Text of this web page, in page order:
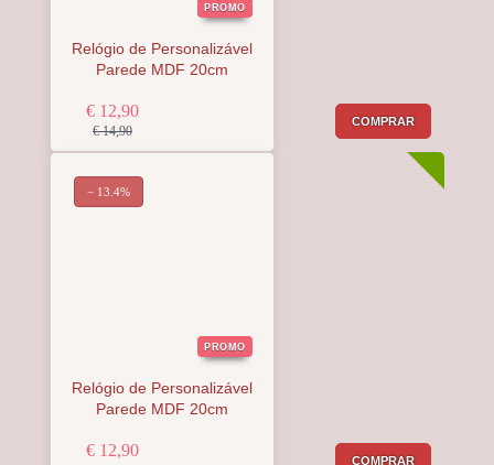
PROMO
Relógio de Personalizável
Parede MDF 20cm
€ 12,90
€ 14,90
COMPRAR
PROMO
Relógio de Personalizável
Parede MDF 20cm
€ 12,90
COMPRAR
− 13.4%